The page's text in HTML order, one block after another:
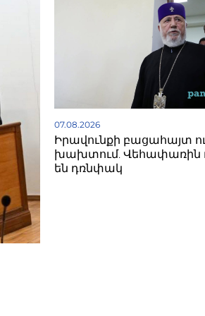
07.08.2026
Իրավունքի բացահայտ
խախտում. Վեհափառին
են դռնփակ